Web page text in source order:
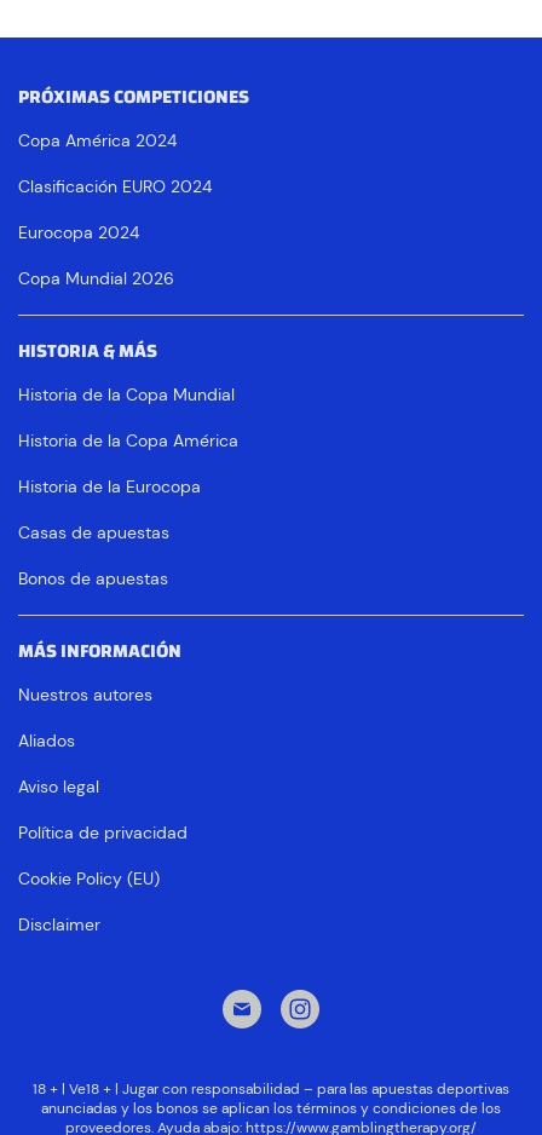
PRÓXIMAS COMPETICIONES
Copa América 2024
Clasificación EURO 2024
Eurocopa 2024
Copa Mundial 2026
HISTORIA & MÁS
Historia de la Copa Mundial
Historia de la Copa América
Historia de la Eurocopa
Casas de apuestas
Bonos de apuestas
MÁS INFORMACIÓN
Nuestros autores
Aliados
Aviso legal
Política de privacidad
Cookie Policy (EU)
Disclaimer
18 + | Ve18 + | Jugar con responsabilidad – para las apuestas deportivas
anunciadas y los bonos se aplican los términos y condiciones de los
proveedores. Ayuda abajo:https://www.gamblingtherapy.org/